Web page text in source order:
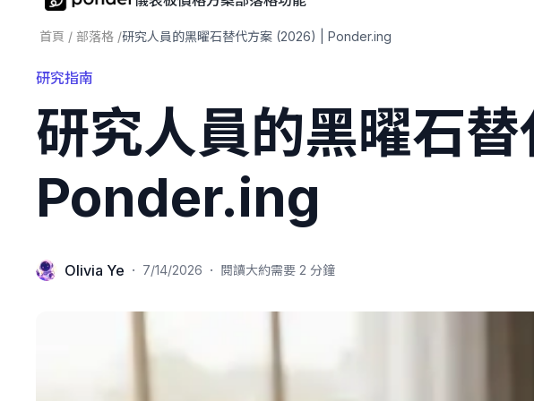
首頁 / 部落格 /研究人員的黑曜石替代方案 (2026) | Ponder.ing
研究指南
研究人員的黑曜石
Ponder.ing
Olivia Ye · 7/14/2026 · 閱讀大約需要 2 分鐘